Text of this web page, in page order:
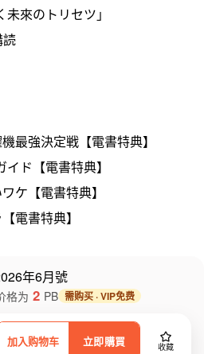
來のトリセツ」
読
最強決定戦【電書特典】
ド【電書特典】
ケ【電書特典】
電書特典】
年6月號
加入购物车 立即購買 收藏
格为 2 PB 需购买 · VIP免费